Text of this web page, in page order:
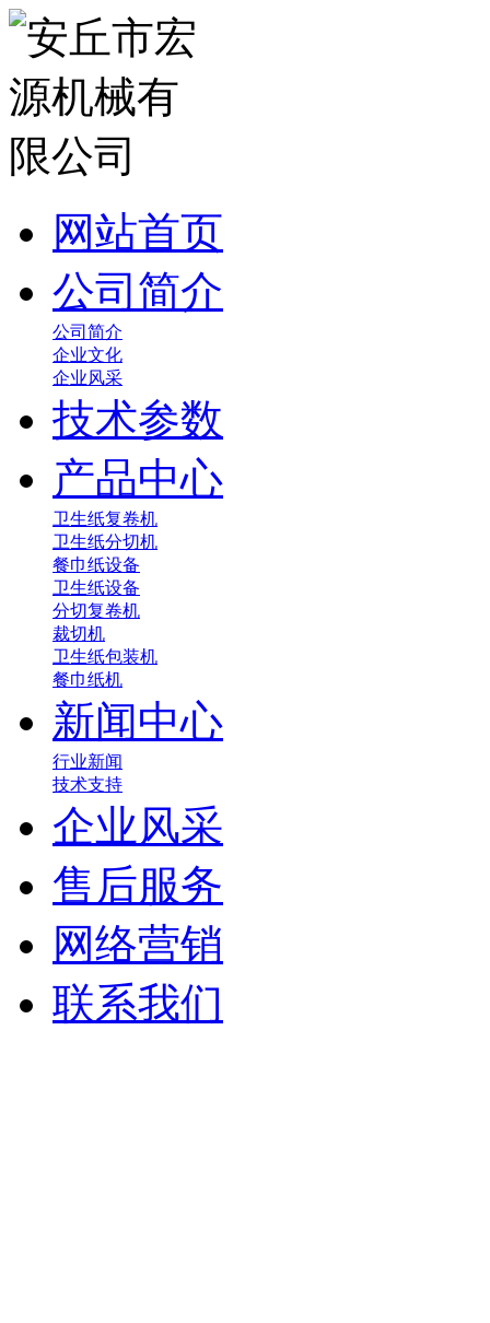
网站首页
公司简介
公司简介
企业文化
企业风采
技术参数
产品中心
卫生纸复卷机
卫生纸分切机
餐巾纸设备
卫生纸设备
分切复卷机
裁切机
卫生纸包装机
餐巾纸机
新闻中心
行业新闻
技术支持
企业风采
售后服务
网络营销
联系我们